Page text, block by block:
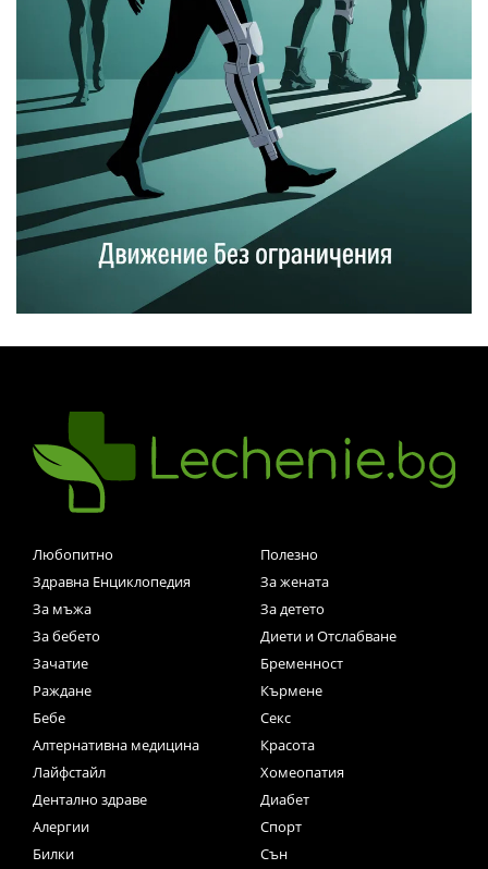
Любопитно
Полезно
Здравна Енциклопедия
За жената
За мъжа
За детето
За бебето
Диети и Отслабване
Зачатие
Бременност
Раждане
Кърмене
Бебе
Секс
Алтернативна медицина
Красота
Лайфстайл
Хомеопатия
Дентално здраве
Диабет
Алергии
Спорт
Билки
Сън